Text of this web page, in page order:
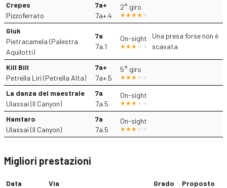
Crepes
Pizzoferrato
7a+
7a+.4
2° giro
Gluk
Pietracamela (Palestra
Aquilotti)
7a
7a.1
On-sight
Una presa forse non è
scavata
Kill Bill
Petrella Liri (Petrella Alta)
7a+
7a+.5
5° giro
La danza del maestrale
Ulassai (Il Canyon)
7a
7a.5
On-sight
Hamtaro
Ulassai (Il Canyon)
7a
7a.5
On-sight
Migliori prestazioni
Data Via Grado Proposto